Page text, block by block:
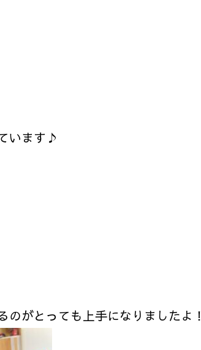
います♪
がとっても上手になりましたよ！